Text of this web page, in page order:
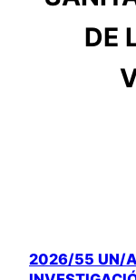
DE
2026/55 UN/A